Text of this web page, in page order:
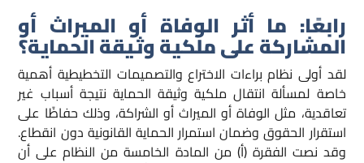
رابعًا: ما أثر الوفاة أو الميراث أو
المشاركة على ملكية وثيقة الحماية؟
لقد أولى نظام براءات الاختراع والتصميمات التخطيطية أهمية
خاصة لمسألة انتقال ملكية وثيقة الحماية نتيجة أسباب غير
تعاقدية، مثل الوفاة أو الميراث أو الشراكة، وذلك حفاظًا على
استقرار الحقوق وضمان استمرار الحماية القانونية دون انقطاع.
وقد نصت الفقرة (أ) من المادة الخامسة من النظام على أن